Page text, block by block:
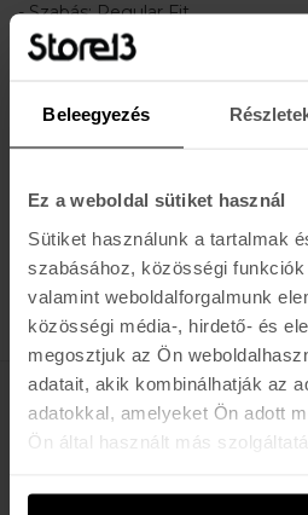
Beleegyezés
Ez a weboldal sütiket használ
Sütiket használunk a tartalmak
szabásához, közösségi funkciók
valamint weboldalforgalmunk
közösségi média-, hirdető- és
megosztjuk az Ön
adatait, akik kombinálhatják az
adatokkal, amelyeket Ön adott
Ön által használt más
- Szabás: Regular Fit
Ajánlott termékek
TOKO
Functional
Sportswear Care
4.590 Ft
Értesülj az